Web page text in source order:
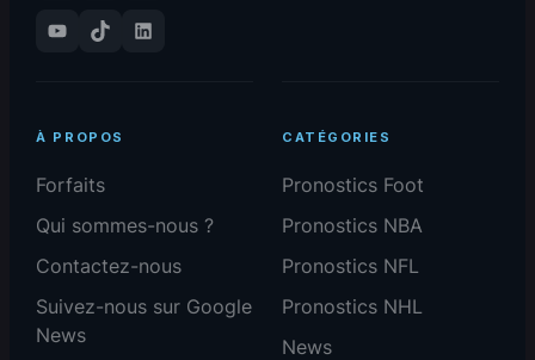
YouTube
TikTok LinkedIn
À PROPOS
Forfaits
Qui sommes-nous ?
Contactez-nous
Suivez-nous sur Google
News
CATÉGORIES
Pronostics Foot
Pronostics NBA
Pronostics NFL
Pronostics NHL
News